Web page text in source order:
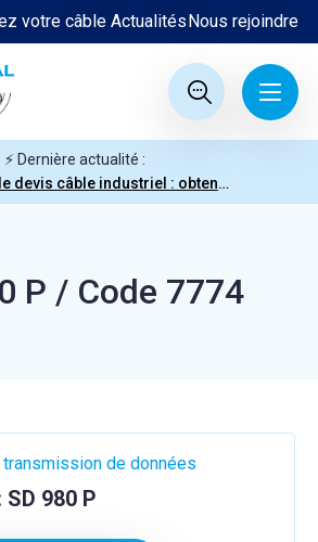
Nous rejoindre
Actualités
votre câble
⚡ Dernière actualité :
Demande de devis câble industriel : obtenez votre prix en quelques clics
P / Code 7774
de données
980 P